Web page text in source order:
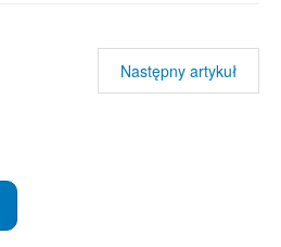
Następny artykuł